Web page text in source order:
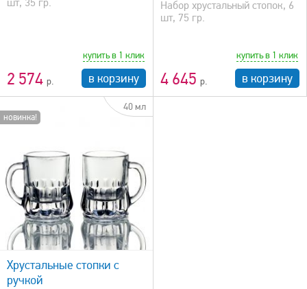
2 574
купить в 1 клик
в корзину
Набор хрустальный стопок, 6
шт, 75 гр.
4 645
купить в 1 клик
в корзину
новинка!
40 мл
Хрустальные стопки с
ручкой